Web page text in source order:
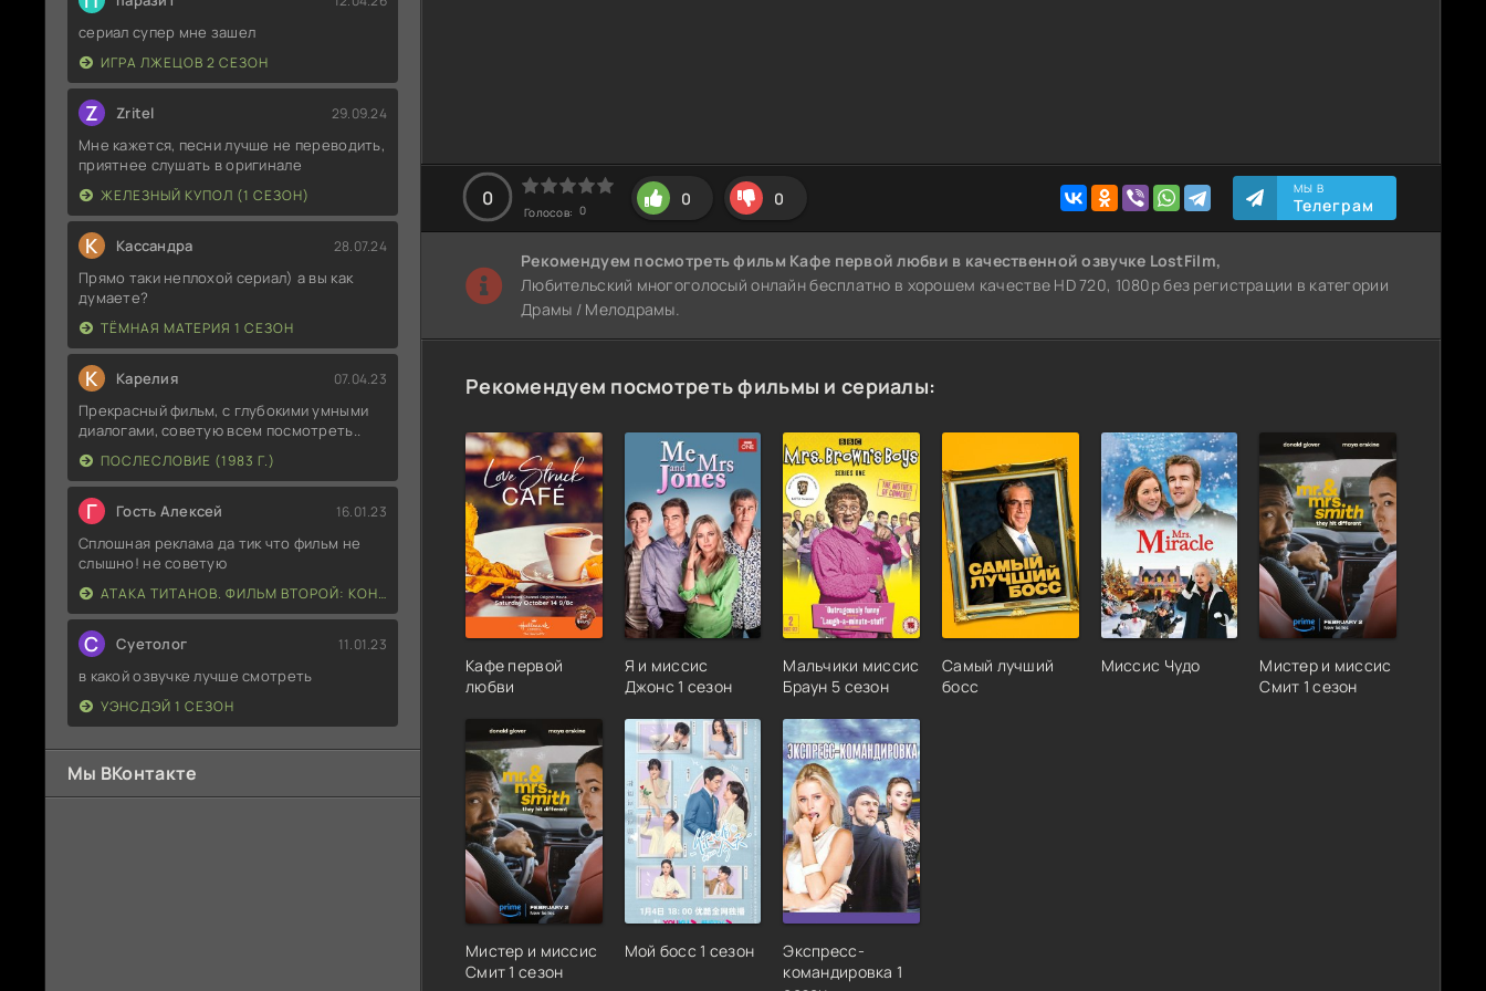
сериал супер мне зашел
ИГРА ЛЖЕЦОВ 2 СЕЗОН
Z Zritel 29.09.24
Мне кажется, песни лучше не переводить,
приятнее слушать в оригинале
ЖЕЛЕЗНЫЙ КУПОЛ (1 СЕЗОН)
К Кассандра 28.07.24
Прямо таки неплохой сериал) а вы как
думаете?
ТЁМНАЯ МАТЕРИЯ 1 СЕЗОН
К Карелия 07.04.23
Прекрасный фильм, с глубокими умными
диалогами, советую всем посмотреть..
ПОСЛЕСЛОВИЕ (1983 Г.)
Г Гость Алексей 16.01.23
Сплошная реклама да тик что фильм не
слышно! не советую
АТАКА ТИТАНОВ. ФИЛЬМ ВТОРОЙ: КОНЕЦ СВЕТА
С Суетолог 11.01.23
в какой озвучке лучше смотреть
УЭНСДЭЙ 1 СЕЗОН
Мы ВКонтакте
0
Голосов: 0
0 0 МЫ В
Телеграм
Рекомендуем посмотреть фильм Кафе первой любви в качественной озвучке LostFilm,
Любительский многоголосый онлайн бесплатно в хорошем качестве HD 720, 1080p без регистрации в категории
Драмы / Мелодрамы.
Рекомендуем посмотреть фильмы и сериалы:
Кафе первой
любви
Я и миссис
Джонс 1 сезон
Мальчики миссис
Браун 5 сезон
Самый лучший
босс
Миссис Чудо
Мистер и миссис
Смит 1 сезон
Мистер и миссис
Смит 1 сезон
Мой босс 1 сезон
Экспресс-
командировка 1